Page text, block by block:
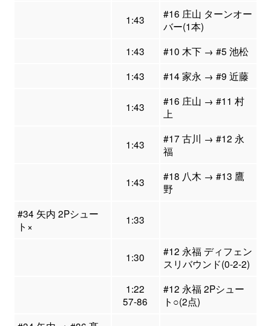
1:43
#16 庄山 ターンオー
バー(1本)
1:43
#10 木下 → #5 池松
1:43
#14 家永 → #9 近藤
1:43
#16 庄山 → #11 村
上
1:43
#17 古川 → #12 永
福
1:43
#18 八木 → #13 鷹
野
#34 矢内 2Pシュー
ト×
1:33
1:30
#12 永福 ディフェン
スリバウンド(0-2-2)
1:22
57-86
#12 永福 2Pシュー
ト○(2点)